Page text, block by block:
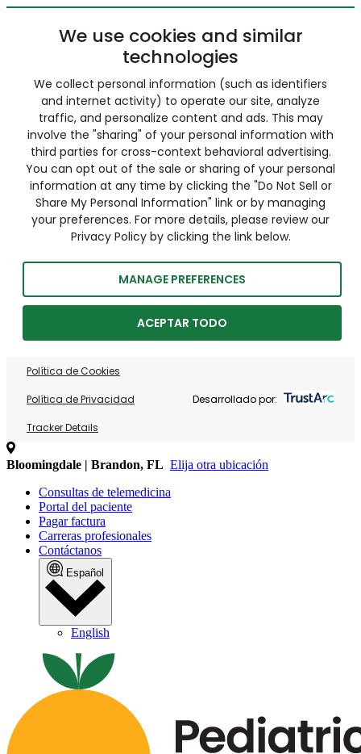
We use cookies and similar
technologies
We collect personal information (such as identifiers
and internet activity) to operate our site, analyze
traffic, and personalize content and ads. This may
involve the "sharing" of your personal information with
third parties for cross-context behavioral advertising.
You can opt out of the sale or sharing of your personal
information at any time by clicking the "Do Not Sell or
Share My Personal Information" link or by managing
your preferences. For more details, please review our
Privacy Policy by clicking the link below.
MANAGE PREFERENCES
ACEPTAR TODO
Política de Cookies
Política de Privacidad
Tracker Details
Desarrollado por:
Bloomingdale | Brandon, FL Elija otra ubicación
Consultas de telemedicina
Portal del paciente
Pagar factura
Carreras profesionales
Contáctanos
Español
English